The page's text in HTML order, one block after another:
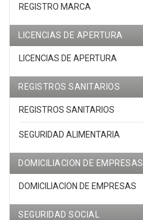
REGISTRO MARCA
LICENCIAS DE APERTURA
LICENCIAS DE APERTURA
REGISTROS SANITARIOS
REGISTROS SANITARIOS
SEGURIDAD ALIMENTARIA
DOMICILIACION DE EMPRESAS
DOMICILIACION DE EMPRESAS
SEGURIDAD SOCIAL